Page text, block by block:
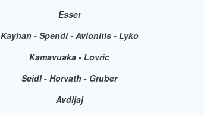
Esser
Kayhan - Spendi - Avlonitis - Lyko
Kamavuaka - Lovric
Seidl - Horvath - Gruber
Avdijaj